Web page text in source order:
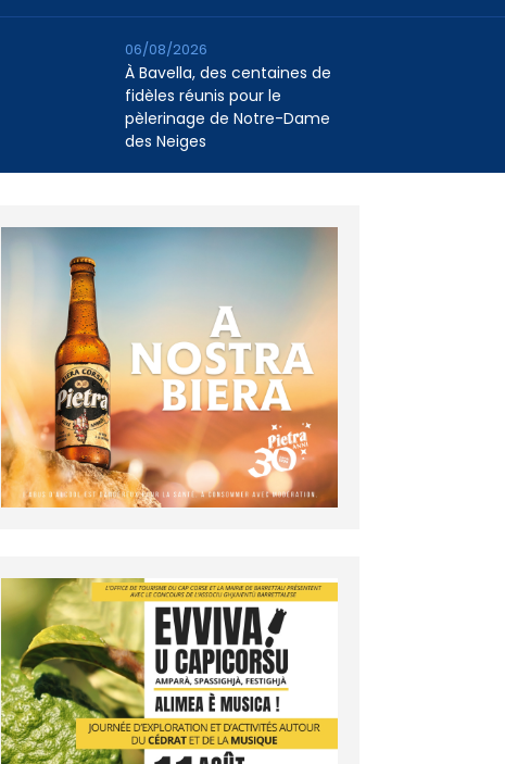
À Bavella, des centaines de
fidèles réunis pour le
pèlerinage de Notre-Dame
des Neiges
06/08/2026